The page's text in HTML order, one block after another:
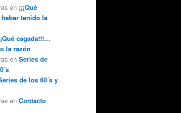
en ¡¡¡Qué
tenido la
cagada!!!…
la razón
en Series de
de los 60´s y
en Contacto